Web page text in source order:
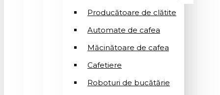
Producătoare de clătite
Automate de cafea
Măcinătoare de cafea
Cafetiere
Roboturi de bucătărie